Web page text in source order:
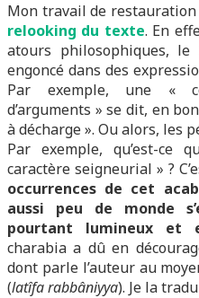
Mon travail de restauration
relooking du texte. En
atours philosophiques,
engoncé dans des
Par exemple, une «
d’arguments » se dit, en
à décharge ». Ou alors, les
Par exemple, qu’est-
caractère seigneurial » ?
occurrences de cet
aussi peu de monde
pourtant lumineux et
charabia a dû en
dont parle l’auteur au
(latîfarabbâniyya). Je la